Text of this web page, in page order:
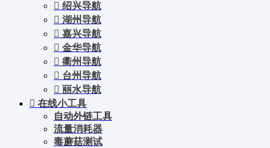
绍兴导航
湖州导航
嘉兴导航
金华导航
衢州导航
台州导航
丽水导航
在线小工具
自动外链工具
流量消耗器
毒蘑菇测试